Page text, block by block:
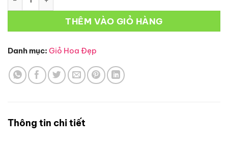
THÊM VÀO GIỎ HÀNG
Danh mục: Giỏ Hoa Đẹp
Thông tin chi tiết